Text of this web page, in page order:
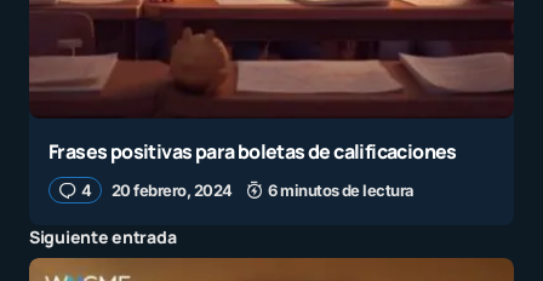
Frases positivas para boletas de calificaciones
4 20 febrero, 2024 6 minutos de lectura
Siguiente entrada